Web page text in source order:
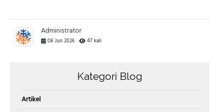
Administrator
08 Jun 2026 47 kali
Kategori Blog
Artikel